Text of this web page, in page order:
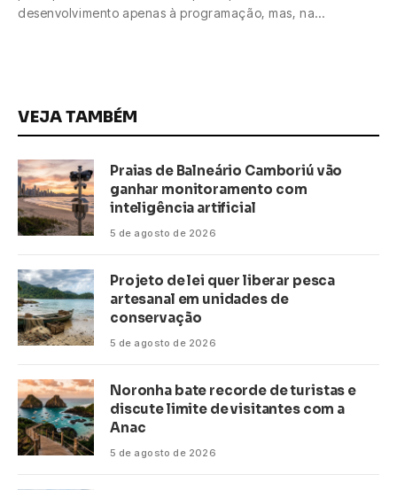
desenvolvimento apenas à programação, mas, na…
VEJA TAMBÉM
Praias de Balneário Camboriú vão
ganhar monitoramento com
inteligência artificial
5 de agosto de 2026
Projeto de lei quer liberar pesca
artesanal em unidades de
conservação
5 de agosto de 2026
Noronha bate recorde de turistas e
discute limite de visitantes com a
Anac
5 de agosto de 2026